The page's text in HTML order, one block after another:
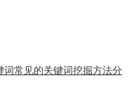
常见的关键词挖掘方法分